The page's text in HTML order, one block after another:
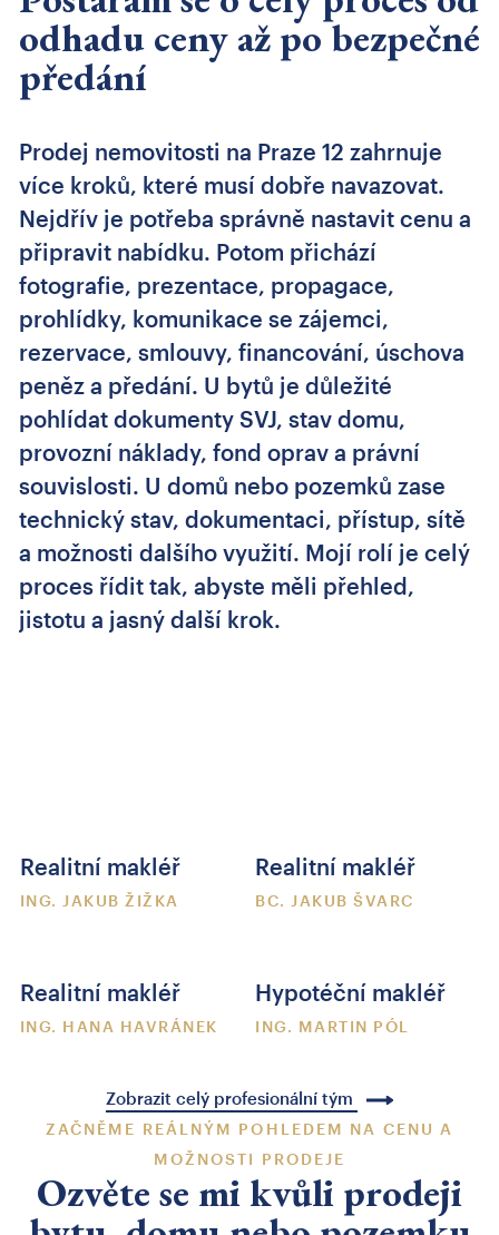
odhadu ceny až po bezpečné
předání
Prodej nemovitosti na Praze 12 zahrnuje
více kroků, které musí dobře navazovat.
Nejdřív je potřeba správně nastavit cenu a
připravit nabídku. Potom přichází
fotografie, prezentace, propagace,
prohlídky, komunikace se zájemci,
rezervace, smlouvy, financování, úschova
peněz a předání. U bytů je důležité
pohlídat dokumenty SVJ, stav domu,
provozní náklady, fond oprav a právní
souvislosti. U domů nebo pozemků zase
technický stav, dokumentaci, přístup, sítě
a možnosti dalšího využití. Mojí rolí je celý
proces řídit tak, abyste měli přehled,
jistotu a jasný další krok.
Realitní makléř
ING. JAKUB ŽIŽKA
Realitní makléř
BC. JAKUB ŠVARC
Realitní makléř
ING. HANA HAVRÁNEK
Hypotéční makléř
ING. MARTIN PÓL
Zobrazit celý profesionální tým
ZAČNĚME REÁLNÝM POHLEDEM NA CENU A
MOŽNOSTI PRODEJE
Ozvěte se mi kvůli prodeji